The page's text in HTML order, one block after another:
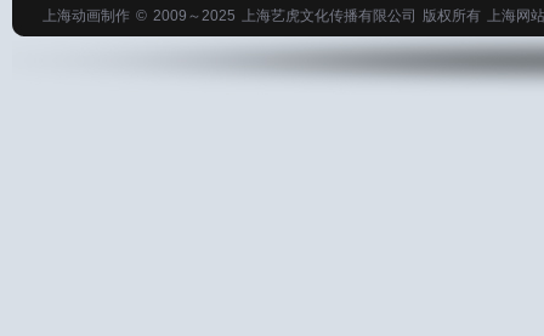
上海动画制作 © 2009～2025 上海艺虎文化传播有限公司 版权所有 上海网